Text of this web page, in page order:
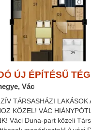
ÚJ ÉPÍTÉSŰ
Vác
TÁRSASHÁZI LAKÁSOK
KÖZEL! VÁC
Váci Duna-part közeli